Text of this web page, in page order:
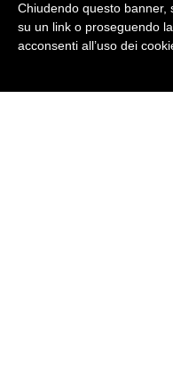
TRADUZIONI
SEDE D' ESAME
Chiudendo questo banner,
su un link o proseguendo
acconsenti all’uso dei